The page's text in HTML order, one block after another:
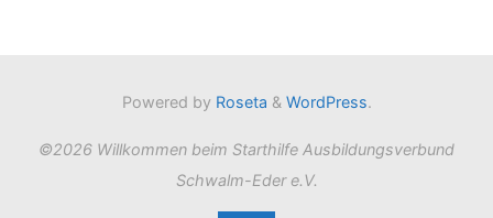
Powered byRoseta & WordPress.
©2026 Willkommen beim Starthilfe Ausbildungsverbund
Schwalm-Eder e.V.